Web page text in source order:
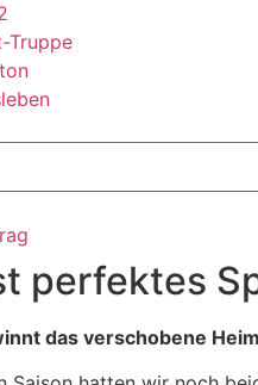
Truppe
perfektes
das verschobene